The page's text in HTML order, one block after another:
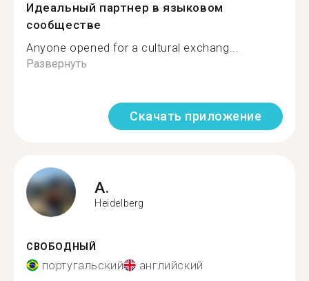
Идеальный партнер в языковом
сообществе
Anyone opened for a cultural exchang...
Развернуть
Скачать приложение
A.
Heidelberg
СВОБОДНЫЙ
португальский английский